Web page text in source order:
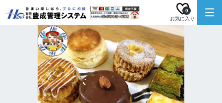
お気に入り
0